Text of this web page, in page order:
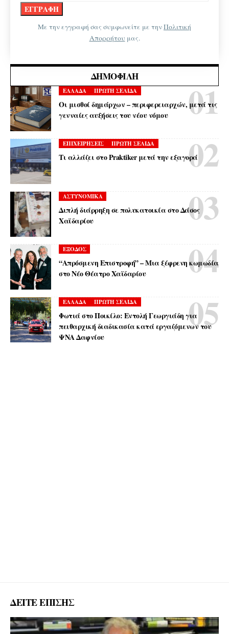
Με την εγγραφή σας συμφωνείτε με τηνΠολιτική
Απορρήτου μας.
ΔΗΜΟΦΙΛΉ
ΕΛΛΑΔΑ ΠΡΩΤΗ ΣΕΛΙΔΑ
Οι μισθοί δημάρχων – περιφερειαρχών, μετά τις
γενναίες αυξήσεις του νέου νόμου
ΕΠΙΧΕΙΡΗΣΕΙΣ ΠΡΩΤΗ ΣΕΛΙΔΑ
Τι αλλάζει στο Praktiker μετά την εξαγορά
ΑΣΤΥΝΟΜΙΚΑ
Διπλή διάρρηξη σε πολυκατοικία στο Δάσος
Χαϊδαρίου
ΕΞΟΔΟΣ
“Απρόσμενη Επιστροφή” – Μια ξέφρενη κωμωδία
στο Νέο Θέατρο Χαϊδαρίου
ΕΛΛΑΔΑ ΠΡΩΤΗ ΣΕΛΙΔΑ
Φωτιά στο Ποικίλο: Εντολή Γεωργιάδη για
πειθαρχική διαδικασία κατά εργαζόμενων του
ΨΝΑ Δαφνίου
ΔΕΙΤΕ ΕΠΙΣΗΣ